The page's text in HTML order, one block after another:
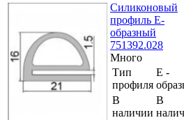
Силиконовый
профиль Е-
образный
751392.028
Много
Тип
профиля
Е -
В
наличии
В